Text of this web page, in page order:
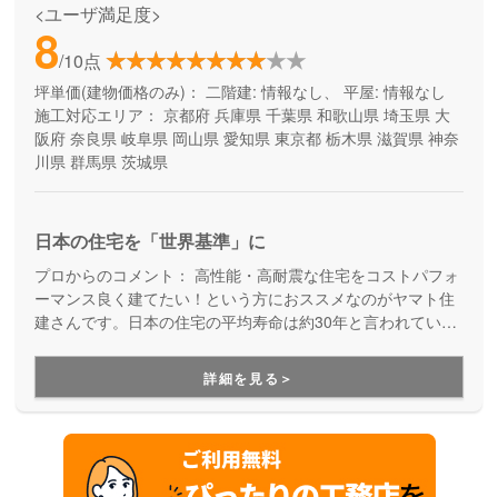
<ユーザ満足度>
8/10点
坪単価(建物価格のみ)： 二階建: 情報なし、 平屋: 情報なし
施工対応エリア： 京都府 兵庫県 千葉県 和歌山県 埼玉県 大
阪府 奈良県 岐阜県 岡山県 愛知県 東京都 栃木県 滋賀県 神奈
川県 群馬県 茨城県
日本の住宅を「世界基準」に
プロからのコメント：
ーマンス良く建てたい！という方におススメなのがヤマト住
建さんです。日本の住宅の平均寿命は約30年と言われていま
詳細を見る＞